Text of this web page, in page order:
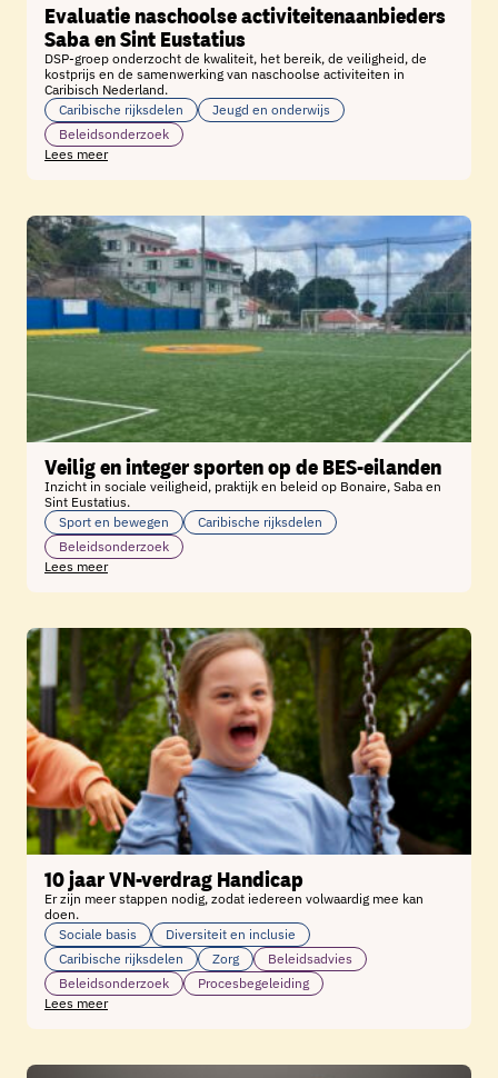
Evaluatie naschoolse activiteitenaanbieders
Saba en Sint Eustatius
DSP-groep onderzocht de kwaliteit, het bereik, de veiligheid, de
kostprijs en de samenwerking van naschoolse activiteiten in
Caribisch Nederland.
Caribische rijksdelen
Jeugd en onderwijs
Beleidsonderzoek
Lees meer
Veilig en integer sporten op de BES-eilanden
Inzicht in sociale veiligheid, praktijk en beleid op Bonaire, Saba en
Sint Eustatius.
Sport en bewegen
Caribische rijksdelen
Beleidsonderzoek
Lees meer
10 jaar VN-verdrag Handicap
Er zijn meer stappen nodig, zodat iedereen volwaardig mee kan
doen.
Sociale basis
Diversiteit en inclusie
Caribische rijksdelen
Zorg
Beleidsadvies
Beleidsonderzoek
Procesbegeleiding
Lees meer